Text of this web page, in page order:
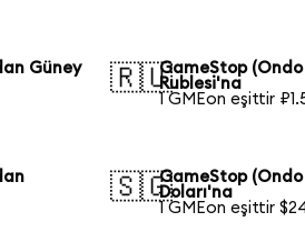
Güney
🇷🇺GameStop
Rublesi'na
1 GMEon eşittir
🇸🇬GameStop
Doları'na
1 GMEon eşittir